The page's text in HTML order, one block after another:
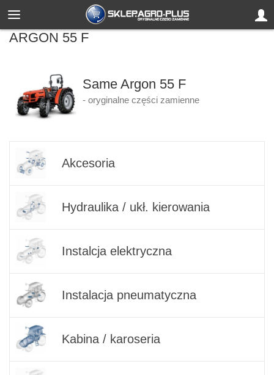
ARGON 55 F
Same Argon 55 F
- oryginalne części zamienne
Akcesoria
Hydraulika / ukł. kierowania
Instalcja elektryczna
Instalacja pneumatyczna
Kabina / karoseria